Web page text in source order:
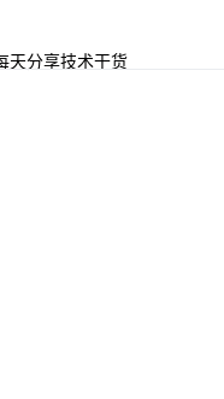
天分享技术干货